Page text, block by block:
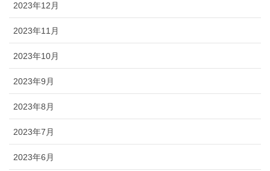
2023年12月
2023年11月
2023年10月
2023年9月
2023年8月
2023年7月
2023年6月